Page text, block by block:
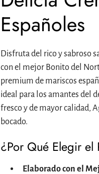
Españoles
Disfruta del rico y sabroso
con el mejor Bonito del
premium de mariscos
ideal para los amantes del
fresco y de mayor calidad,
bocado.
¿Por Qué Elegir
Elaborado con el